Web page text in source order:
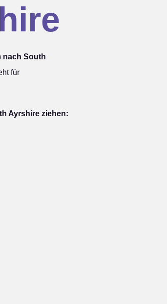
nach South
für
Ayrshire ziehen: